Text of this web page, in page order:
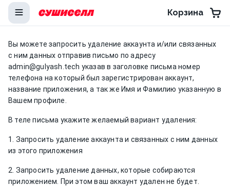
Корзина
Вы можете запросить удаление аккаунта и/или связанных
с ним данных отправив письмо по адресу
admin@gulyash.tech указав в заголовке письма номер
телефона на который был зарегистрирован аккаунт,
название приложения, а так же Имя и Фамилию указанную в
Вашем профиле.
В теле письма укажите желаемый вариант удаления:
1. Запросить удаление аккаунта и связанных с ним данных
из этого приложения
2. Запросить удаление данных, которые собираются
приложением. При этом ваш аккаунт удален не будет.